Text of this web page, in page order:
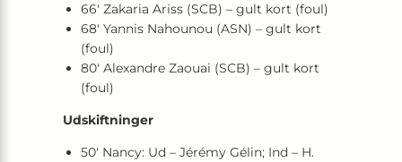
66′ Zakaria Ariss (SCB) – gult kort (foul)
68′ Yannis Nahounou (ASN) – gult kort
(foul)
80′ Alexandre Zaouai (SCB) – gult kort
(foul)
Udskiftninger
50′ Nancy: Ud – Jérémy Gélin; Ind – H.